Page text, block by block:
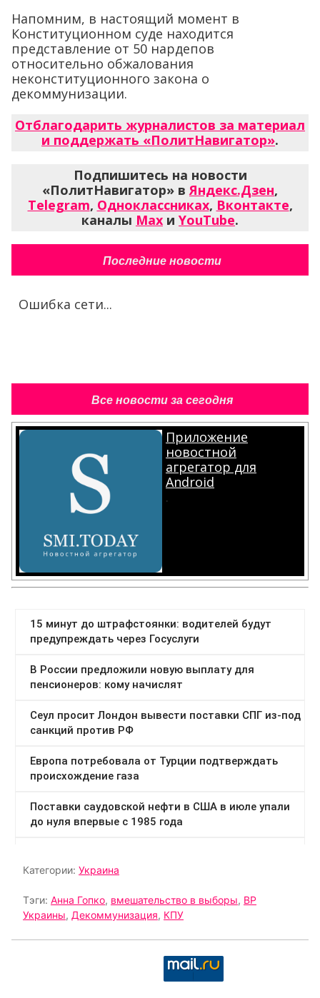
Напомним, в настоящий момент в
Конституционном суде находится
представление от 50 нардепов
относительно обжалования
неконституционного закона о
декоммунизации.
Отблагодарить журналистов за материал
и поддержать «ПолитНавигатор».
Подпишитесь на новости
«ПолитНавигатор» вЯндекс.Дзен,
Telegram, Одноклассниках, Вконтакте,
каналы Max и YouTube.
Последние новости
Ошибка сети...
Все новости за сегодня
Приложение
новостной
агрегатор для
Android
.
Категории: Украина
Тэги: Анна Гопко, вмешательство в выборы, ВР
Украины, Декоммунизация, КПУ